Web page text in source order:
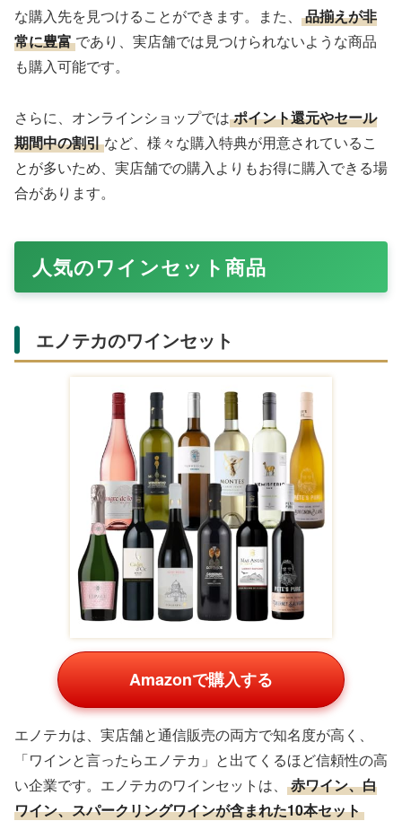
な購入先を見つけることができます。また、
品揃えが非
常に豊富 であり、実店舗では見つけられないような商品
も購入可能です。
さらに、オンラインショップでは ポイント還元やセール
期間中の割引 など、様々な購入特典が用意されているこ
とが多いため、実店舗での購入よりもお得に購入できる場
合があります。
人気のワインセット商品
エノテカのワインセット
Amazonで購入する
エノテカは、実店舗と通信販売の両方で知名度が高く、
「ワインと言ったらエノテカ」と出てくるほど信頼性の高
い企業です。エノテカのワインセットは、
赤ワイン、白
ワイン、スパークリングワインが含まれた10本セット